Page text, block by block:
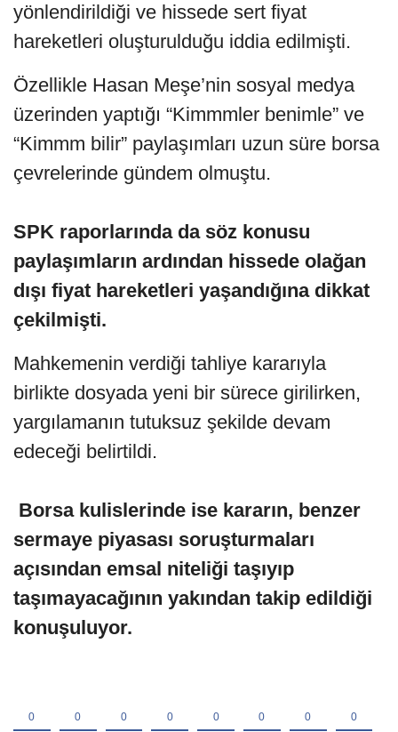
yönlendirildiği ve hissede sert fiyat
hareketleri oluşturulduğu iddia edilmişti.
Özellikle Hasan Meşe’nin sosyal medya
üzerinden yaptığı “Kimmmler benimle” ve
“Kimmm bilir” paylaşımları uzun süre borsa
çevrelerinde gündem olmuştu.
SPK raporlarında da söz konusu
paylaşımların ardından hissede olağan
dışı fiyat hareketleri yaşandığına dikkat
çekilmişti.
Mahkemenin verdiği tahliye kararıyla
birlikte dosyada yeni bir sürece girilirken,
yargılamanın tutuksuz şekilde devam
edeceği belirtildi.
Borsa kulislerinde ise kararın, benzer
sermaye piyasası soruşturmaları
açısından emsal niteliği taşıyıp
taşımayacağının yakından takip edildiği
konuşuluyor.